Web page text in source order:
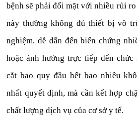
bệnh sẽ phải đối mặt với nhiều rủi
này thường không đủ thiết bị vô
nghiệm, dễ dẫn đến biến chứng
hoặc ảnh hưởng trực tiếp đến chức
cắt bao quy đầu hết bao nhiêu
nhất quyết định, mà cần kết hợp
chất lượng dịch vụ của cơ sở y tế.